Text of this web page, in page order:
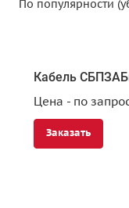
Кабель
Цена - по
Заказать